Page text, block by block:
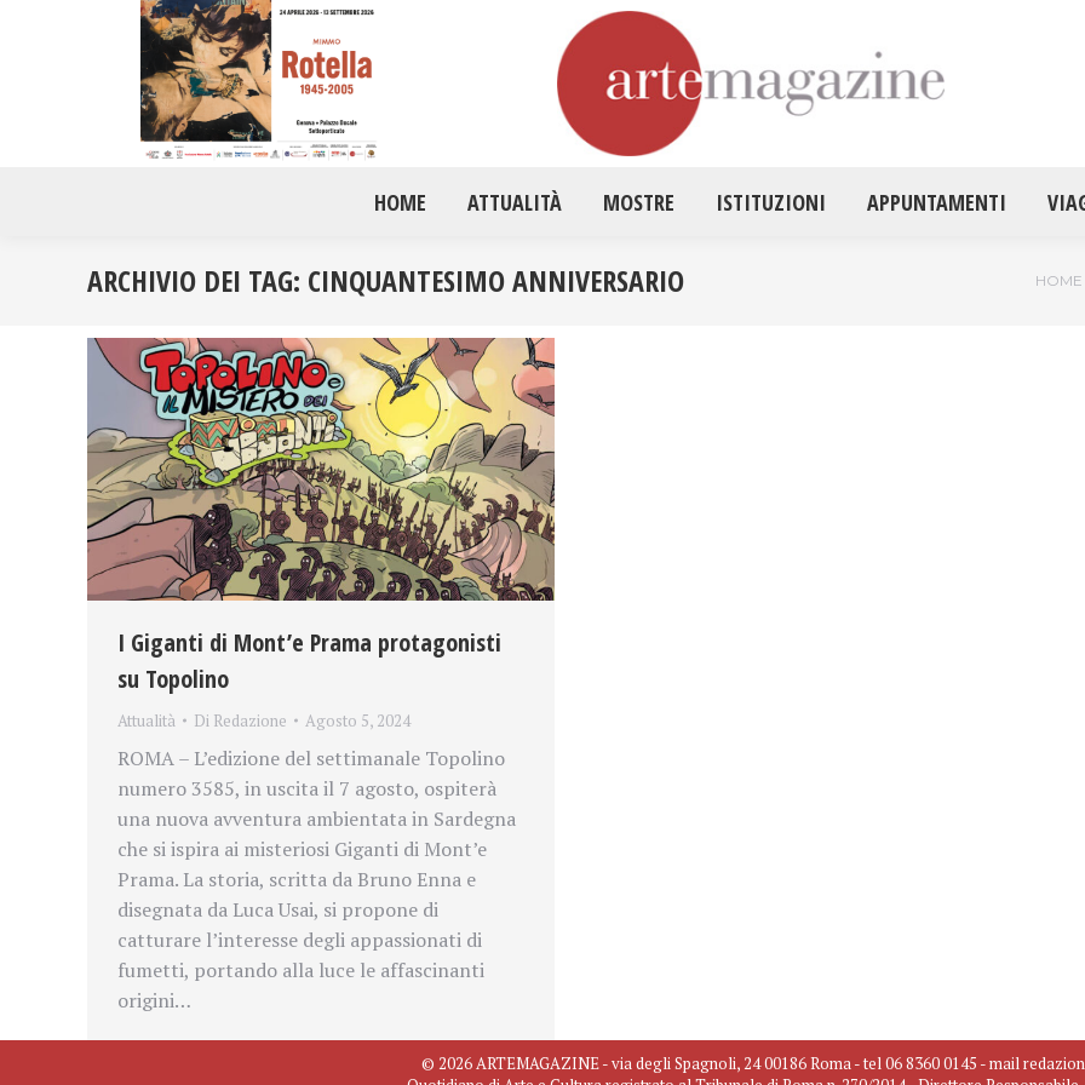
HOME ATTUALITÀ MOSTRE ISTITUZIONI APPUNTAMENTI
ARCHIVIO DEI TAG: CINQUANTESIMO ANNIVERSARIO Tu
HOME
I Giganti di Mont’e Prama protagonisti
su Topolino
Attualità Di Redazione Agosto 5, 2024
ROMA – L’edizione del settimanale Topolino
numero 3585, in uscita il 7 agosto, ospiterà
una nuova avventura ambientata in Sardegna
che si ispira ai misteriosi Giganti di Mont’e
Prama. La storia, scritta da Bruno Enna e
disegnata da Luca Usai, si propone di
catturare l’interesse degli appassionati di
fumetti, portando alla luce le affascinanti
origini…
© 2026 ARTEMAGAZINE - via degli Spagnoli, 24 00186 Roma - tel 06 8360 0145 - mail
HOME